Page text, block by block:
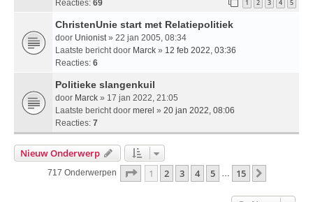
Reacties: 69 1 2 3 4 5
ChristenUnie start met Relatiepolitiek
door Unionist » 22 jan 2005, 08:34
Laatste bericht door Marck » 12 feb 2022, 03:36
Reacties: 6
Politieke slangenkuil
door Marck » 17 jan 2022, 21:05
Laatste bericht door merel » 20 jan 2022, 08:06
Reacties: 7
Nieuw Onderwerp
717 Onderwerpen Pagina Van15
1 2 3 4 5 15